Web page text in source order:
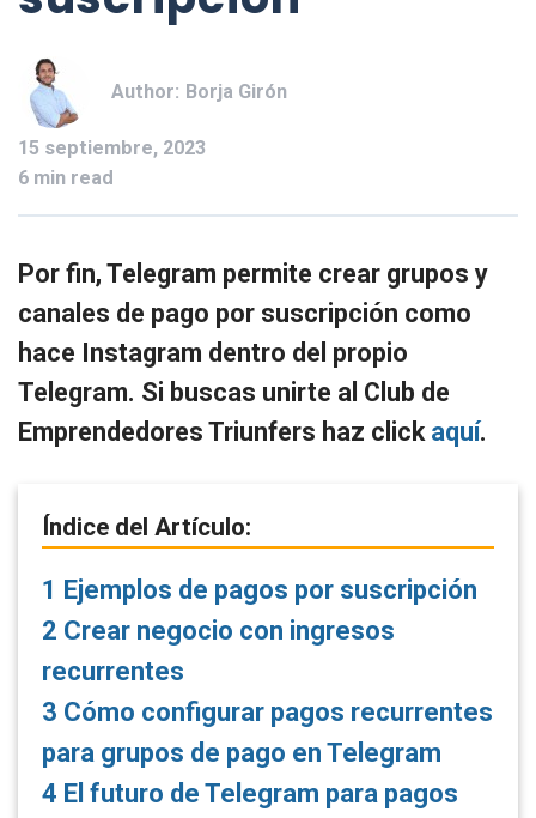
Author: Borja Girón
15 septiembre, 2023
6 min read
Por fin, Telegram permite crear grupos y
canales de pago por suscripción como
hace Instagram dentro del propio
Telegram. Si buscas unirte al Club de
Emprendedores Triunfers haz click aquí.
Índice del Artículo:
1 Ejemplos de pagos por suscripción
2 Crear negocio con ingresos
recurrentes
3 Cómo configurar pagos recurrentes
para grupos de pago en Telegram
4 El futuro de Telegram para pagos